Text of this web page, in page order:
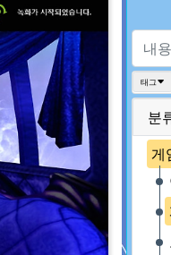
태그
#고스트 리콘 #Middle-earth #
분
게